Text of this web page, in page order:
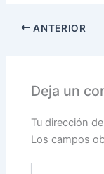
ANTERIOR
Deja un
Tu dirección
Los campos